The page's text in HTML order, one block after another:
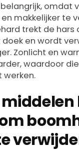
omdat
makkelijker te
trekt de hars
doek en wordt
Zonlicht en
waardoor
werken.